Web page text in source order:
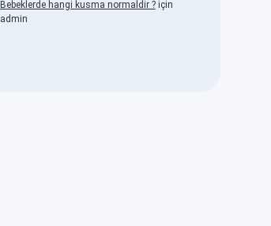
Bebeklerde hangi kusma normaldir ?için
admin